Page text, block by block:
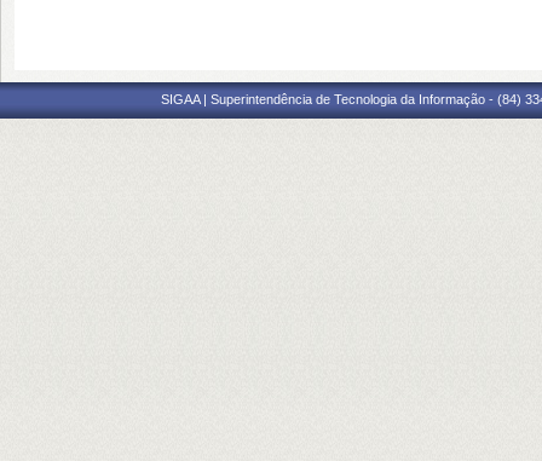
SIGAA | Superintendência de Tecnologia da Informação - (84)